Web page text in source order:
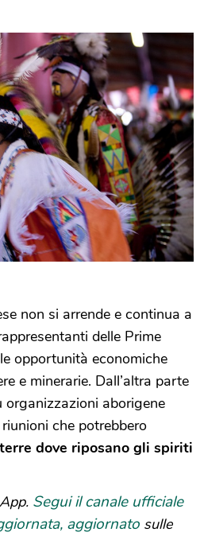
non si arrende e continua a
delle Prime
opportunità economiche
e minerarie. Dall’altra parte
organizzazioni aborigene
che potrebbero
dove riposano gli spiriti
Segui il canale ufficiale
aggiornato sulle